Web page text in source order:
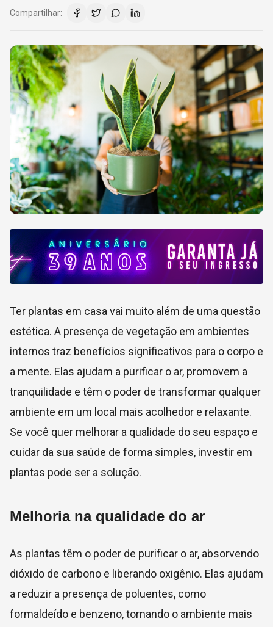
Compartilhar:
Ter plantas em casa vai muito além de uma questão
estética. A presença de vegetação em ambientes
internos traz benefícios significativos para o corpo e
a mente. Elas ajudam a purificar o ar, promovem a
tranquilidade e têm o poder de transformar qualquer
ambiente em um local mais acolhedor e relaxante.
Se você quer melhorar a qualidade do seu espaço e
cuidar da sua saúde de forma simples, investir em
plantas pode ser a solução.
Melhoria na qualidade do ar
As plantas têm o poder de purificar o ar, absorvendo
dióxido de carbono e liberando oxigênio. Elas ajudam
a reduzir a presença de poluentes, como
formaldeído e benzeno, tornando o ambiente mais